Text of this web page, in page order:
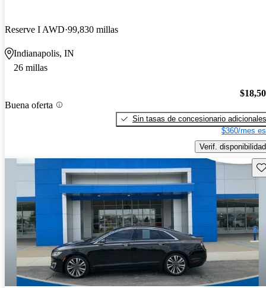
Reserve I AWD 99,830 millas
Indianapolis, IN
26 millas
Buena oferta
Sin tasas de concesionario adicionales
$360/mes
Verif. disponibilidad